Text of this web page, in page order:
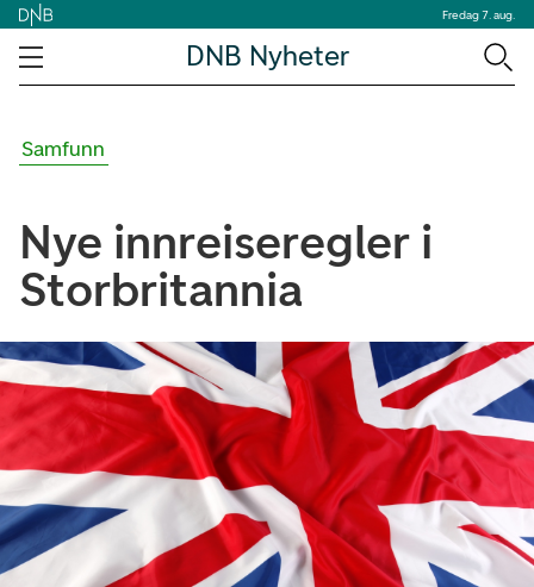
Fredag 7. aug.
DNB Nyheter
Samfunn
Nye innreiseregler i
Storbritannia